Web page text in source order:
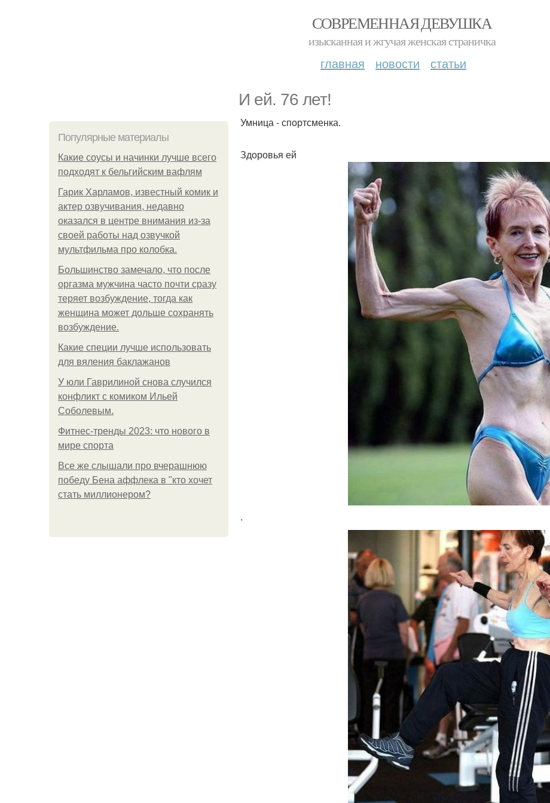
СОВРЕМЕННАЯ ДЕВУШКА
изысканная и жгучая женская страничка
главная новости статьи
И ей. 76 лет!
Популярные материалы
Какие соусы и начинки лучше всего
подходят к бельгийским вафлям
Гарик Харламов, известный комик и
актер озвучивания, недавно
оказался в центре внимания из-за
своей работы над озвучкой
мультфильма про колобка.
Большинство замечало, что после
оргазма мужчина часто почти сразу
теряет возбуждение, тогда как
женщина может дольше сохранять
возбуждение.
Какие специи лучше использовать
для вяления баклажанов
У юли Гаврилиной снова случился
конфликт с комиком Ильей
Соболевым.
Фитнес-тренды 2023: что нового в
мире спорта
Все же слышали про вчерашнюю
победу Бена аффлека в "кто хочет
стать миллионером?
Умница - спортсменка.
Здоровья ей
.